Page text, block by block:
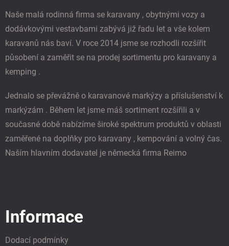
Naše malá rodinná firma se karavany , obytnými vozy a
dodávkovými vestavbami zabývá již řadu let a vše kolem
karavanů nás baví. V roce 2014 jsme se rozhodli rozšířit
působení a zaměřit se na prodej sortimentu pro karavany a
kemping .
Jednalo se převážně o karavanové markýzy a příslušenství k
markýzám . Během let jsme máš sortiment rozšířili a v
současné době nabízíme široké spektrum produktů v oblasti
zaměřené na doplňky pro karavany , kempování a volný čas.
Naším hlavním dodavatel je německá firma Reimo
Informace
Dodací podmínky